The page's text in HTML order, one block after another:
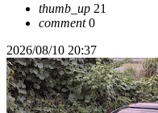
thumb_up 21
comment0
2026/08/10 20:37